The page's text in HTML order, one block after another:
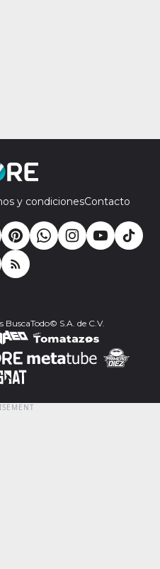
y condicionesContacto
BuscaTodo© S.A. de C.V.